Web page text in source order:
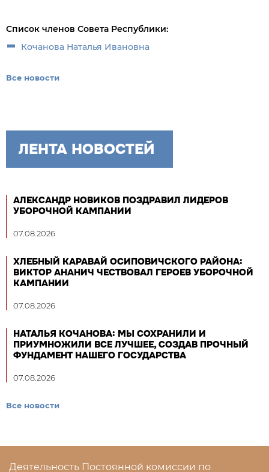
Список членов Совета Республики:
Кочанова Наталья Ивановна
Все новости
ЛЕНТА НОВОСТЕЙ
АЛЕКСАНДР НОВИКОВ ПОЗДРАВИЛ ЛИДЕРОВ
УБОРОЧНОЙ КАМПАНИИ
07.08.2026
ХЛЕБНЫЙ КАРАВАЙ ОСИПОВИЧСКОГО РАЙОНА:
ВИКТОР АНАНИЧ ЧЕСТВОВАЛ ГЕРОЕВ УБОРОЧНОЙ
КАМПАНИИ
07.08.2026
НАТАЛЬЯ КОЧАНОВА: МЫ СОХРАНИЛИ И
ПРИУМНОЖИЛИ ВСЕ ЛУЧШЕЕ, СОЗДАВ ПРОЧНЫЙ
ФУНДАМЕНТ НАШЕГО ГОСУДАРСТВА
07.08.2026
Все новости
Деятельность Постоянной комиссии по